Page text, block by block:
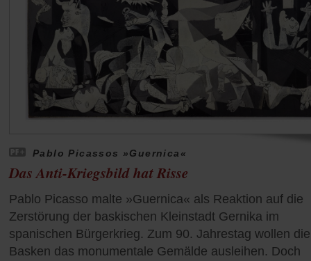
Pablo Picassos »Guernica«
Das Anti-Kriegsbild hat Risse
Pablo Picasso malte »Guernica« als Reaktion auf die
Zerstörung der baskischen Kleinstadt Gernika im
spanischen Bürgerkrieg. Zum 90. Jahrestag wollen die
Basken das monumentale Gemälde ausleihen. Doch